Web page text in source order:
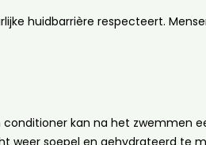
huidbarrière respecteert.
kan na het zwemmen
weer soepel en gehydrateerd te